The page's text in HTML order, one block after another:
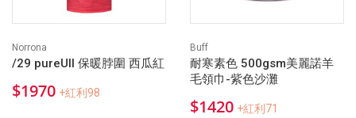
Norrona
/29 pureUll 保暖脖圍 西瓜紅
$1970 +紅利98
Buff
耐寒素色 500gsm美麗諾羊
毛領巾-紫色沙灘
$1420 +紅利71